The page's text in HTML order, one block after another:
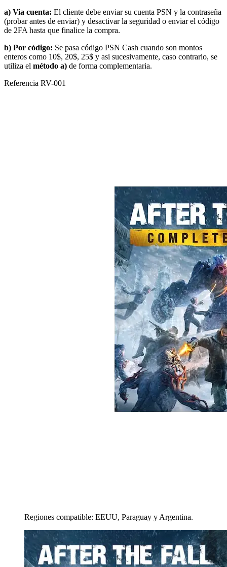
a) Via cuenta: El cliente debe enviar su cuenta PSN y la contraseña
(probar antes de enviar) y desactivar la seguridad o enviar el código
de 2FA hasta que finalice la compra.
b) Por código: Se pasa código PSN Cash cuando son montos
enteros como 10$, 20$, 25$ y asi sucesivamente, caso contrario, se
utiliza el método a) de forma complementaria.
Referencia RV-001
Regiones compatible: EEUU, Paraguay y Argentina.